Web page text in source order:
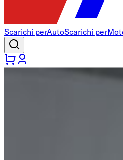
Scarichi perAutoScarichi per